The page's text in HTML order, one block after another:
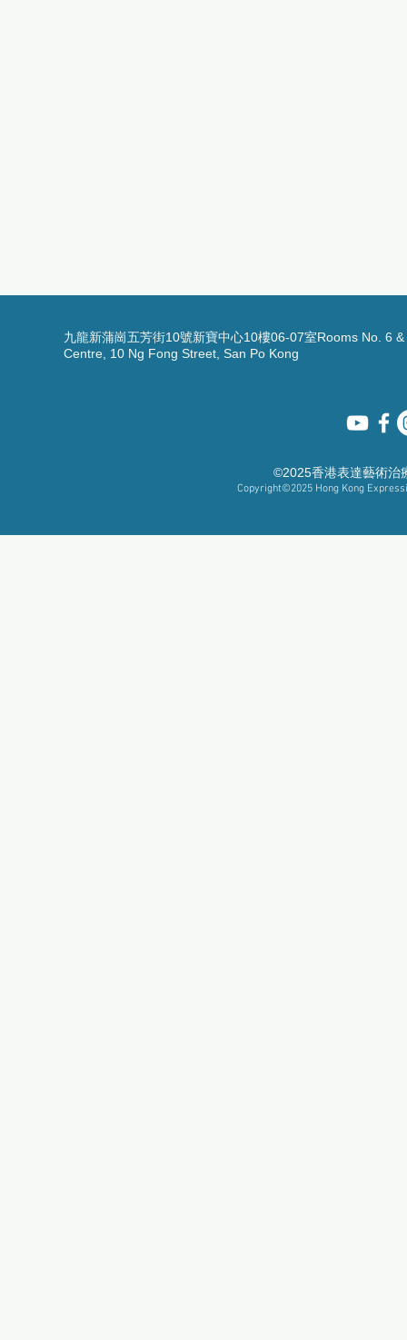
九龍新蒲崗五芳街10號新寶中心10樓06-07室Rooms No. 6
Centre, 10 Ng Fong Street, San Po Kong
©2025香港表達藝術治
Copyright©2025 Hong Kong